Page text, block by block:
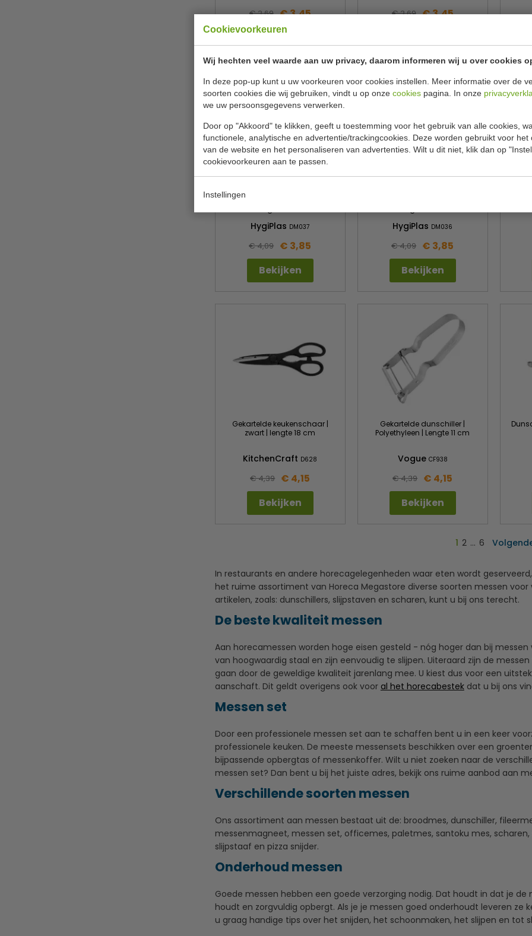
Cookievoorkeuren
Wij hechten veel waarde aan uw privacy, daarom informeren wij u over cookies
In deze pop-up kunt u uw voorkeuren voor cookies instellen. Meer informatie over de
soorten cookies die wij gebruiken, vindt u op onze cookies pagina. In onze
we uw persoonsgegevens verwerken.
Door op "Akkoord" te klikken, geeft u toestemming voor het gebruik van alle cookies,
functionele, analytische en advertentie/trackingcookies. Deze worden gebruikt voor het
van de website en het personaliseren van advertenties. Wilt u dit niet, klik dan op
cookievoorkeuren aan te passen.
Instellingen
€ 3,69 € 3,45
€ 3,69 € 3,45
Kleurcode schaar blauw | voor
het knippen van rauwe vis |
HygiPlas DM037
€ 4,09 € 3,85
Bekijken
HygiPlas DM036
€ 4,09 € 3,85
Bekijken
Gekartelde keukenschaar |
zwart | lengte 18 cm
KitchenCraft D628
€ 4,39 € 4,15
Bekijken
Gekartelde dunschiller |
Polyethyleen | Lengte 11 cm
Vogue CF938
€ 4,39 € 4,15
Bekijken
1 2 … 6
In restaurants en andere horecagelegenheden waar eten wordt
het ruime assortiment van Horeca Megastore diverse soorten messen
artikelen, zoals: dunschillers, slijpstaven en scharen, kunt u bij ons terecht.
De beste kwaliteit messen
Aan horecamessen worden hoge eisen gesteld - nóg hoger dan bij
van hoogwaardig staal en zijn eenvoudig te slijpen. Uiteraard zijn de
gaan door de geweldige kwaliteit jarenlang mee. U kiest dus voor een
aanschaft. Dit geldt overigens ook voor al het horecabestekdat u bij ons
Messen set
Door een professionele messen set aan te schaffen bent u in een keer
professionele keuken. De meeste messensets beschikken over een
bijpassende opbergtas of messenkoffer. Wilt u niet zoeken naar de
messen set? Dan bent u bij het juiste adres, bekijk ons ruime aanbod aan
Verschillende soorten messen
Ons assortiment aan messen bestaat uit de: broodmes, dunschiller,
messenmagneet, messen set, officemes, paletmes, santoku mes,
slijpstaaf en pizza snijder.
Onderhoud messen
Goede messen hebben een goede verzorging nodig. Dat houdt in dat je
houdt en zorgvuldig opbergt. Als je je messen goed onderhoudt leveren ze
u graag handige tips over het snijden, het schoonmaken, het slijpen en tot